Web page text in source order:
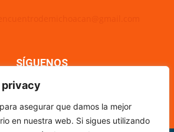
privacy
asegurar que damos la mejor
en nuestra web. Si sigues utilizando
SÍGUENOS